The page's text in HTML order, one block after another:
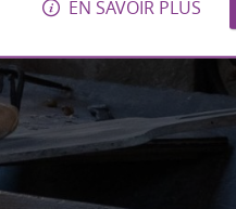
EN SAVOIR PLUS